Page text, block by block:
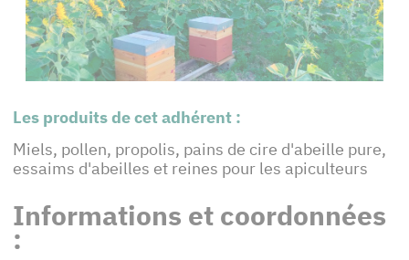
Les produits de cet adhérent :
Miels, pollen, propolis, pains de cire d'abeille pure,
essaims d'abeilles et reines pour les apiculteurs
Informations et coordonnées
: